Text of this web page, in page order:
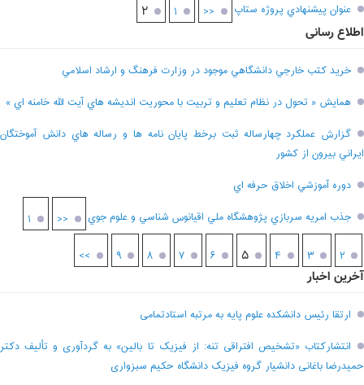
عنوان پيشنهادي پروژه ستاپ
<< ۱ ۲
اطلاع رسانی
خريد کتب خارجي دانشگاهي موجود در وزارت فرهنگ و ارشاد اسلامي
همايش « تحول در نظام تعليم و تربيت با محوريت انديشه هاي آيت الله خامنه اي »
گزارش عملکرد چهارساله ثبت برخط پايان نامه ها و رساله هاي دانش آموختگان
ايراني بيرون از کشور
دوره آموزشي اخلاق حرفه اي
جذب امريه سربازي پژوهشگاه ملي اقيانوس شناسي و علوم جوي
<< ۱
۲ ۳ ۴ ۵ ۶ ۷ ۸ ۹ >>
آخرین اخبار
ارتقا رئیس دانشکده علوم پایه به مرتبه استادتمامی
انتشارکتاب «تشخیص افتراقی تنه: از فیزیک تا بالین» به گردآوری و تألیف دکتر
حمیدرضا باغانی دانشیار گروه فیزیک دانشگاه حکیم سبزواری